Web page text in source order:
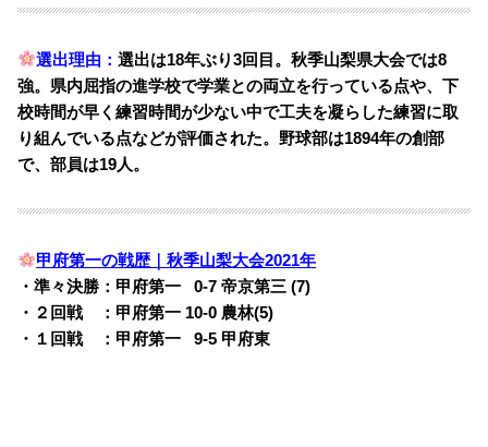
選出理由：選出は18年ぶり3回目。秋季山梨県大会では8
強。県内屈指の進学校で学業との両立を行っている点や、下
校時間が早く練習時間が少ない中で工夫を凝らした練習に取
り組んでいる点などが評価された。野球部は1894年の創部
で、部員は19人。
甲府第一の戦歴｜秋季山梨大会2021年
・準々決勝：甲府第一
00-7 帝京第三 (7)
・２回戦 ：甲府第一 10-0 農林(5)
・１回戦 ：甲府第一
09-5 甲府東